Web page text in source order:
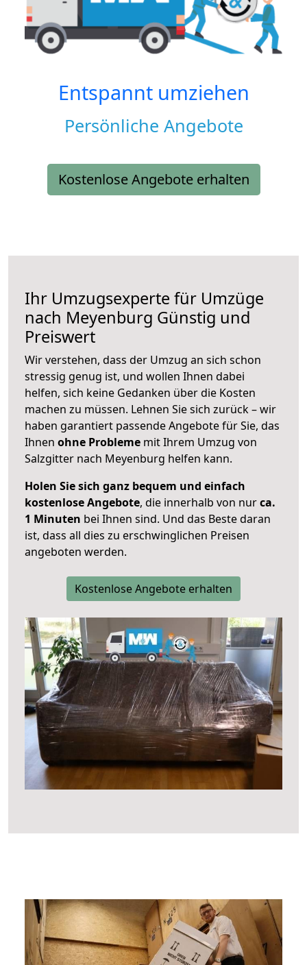
Entspannt umziehen
Persönliche Angebote
Kostenlose Angebote erhalten
Ihr Umzugsexperte für Umzüge
nach Meyenburg Günstig und
Preiswert
Wir verstehen, dass der Umzug an sich schon
stressig genug ist, und wollen Ihnen dabei
helfen, sich keine Gedanken über die Kosten
machen zu müssen. Lehnen Sie sich zurück – wir
haben garantiert passende Angebote für Sie, das
Ihnen ohne Probleme mit Ihrem Umzug von
Salzgitter nach Meyenburg helfen kann.
Holen Sie sich ganz bequem und einfach
kostenlose Angebote, die innerhalb von nurca.
1 Minuten bei Ihnen sind. Und das Beste daran
ist, dass all dies zu erschwinglichen Preisen
angeboten werden.
Kostenlose Angebote erhalten